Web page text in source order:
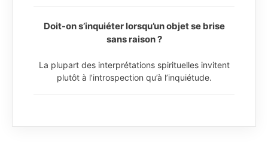
Doit-on s’inquiéter lorsqu’un objet se brise
sans raison ?
La plupart des interprétations spirituelles invitent
plutôt à l’introspection qu’à l’inquiétude.